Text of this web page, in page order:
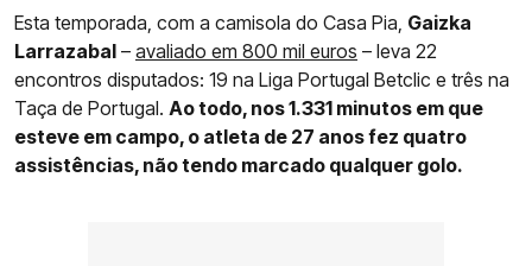
Esta temporada, com a camisola do Casa Pia, Gaizka
Larrazabal – avaliado em 800 mil euros – leva 22
encontros disputados: 19 na Liga Portugal Betclic e três na
Taça de Portugal. Ao todo, nos 1.331 minutos em que
esteve em campo, o atleta de 27 anos fez quatro
assistências, não tendo marcado qualquer golo.